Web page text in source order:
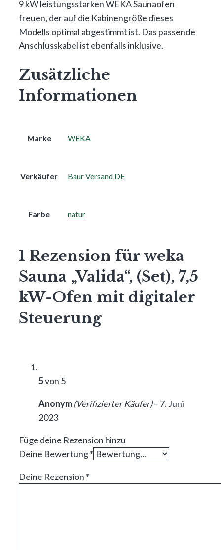
9 kW leistungsstarken WEKA Saunaofen
freuen, der auf die Kabinengröße dieses
Modells optimal abgestimmt ist. Das passende
Anschlusskabel ist ebenfalls inklusive.
Zusätzliche
Informationen
Marke WEKA
Verkäufer Baur Versand DE
Farbe natur
1 Rezension für weka
Sauna „Valida“, (Set), 7,5
kW-Ofen mit digitaler
Steuerung
5von 5
Anonym (Verifizierter Käufer)– 7. Juni
2023
Füge deine Rezension hinzu
Deine Bewertung*
Deine Rezension *